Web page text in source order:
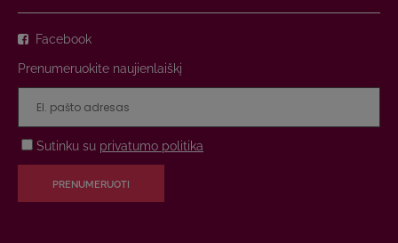
Facebook
Prenumeruokite naujienlaiškį
Sutinku su privatumo politika
PRENUMERUOTI